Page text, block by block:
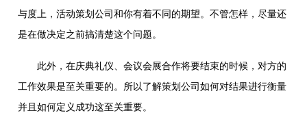
与度上，活动策划公司和你有着不同的期望。不管怎样，尽量还
是在做决定之前搞清楚这个问题。
此外，在庆典礼仪、会议会展合作将要结束的时候，对方的
工作效果是至关重要的。所以了解策划公司如何对结果进行衡量
并且如何定义成功这至关重要。